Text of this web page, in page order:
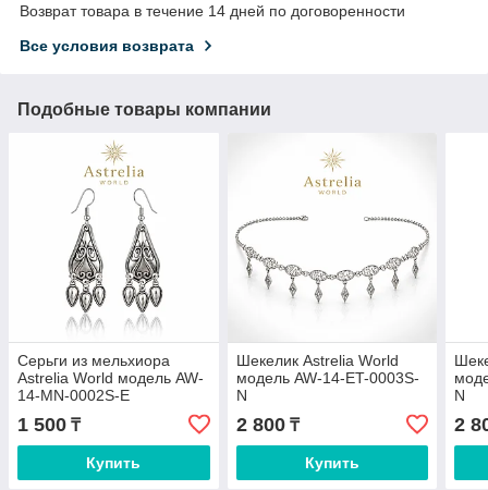
Возврат товара в течение 14 дней по договоренности
Все условия возврата
Подобные товары компании
Серьги из мельхиора
Astrelia World модель AW-
14-MN-0002S-E
1 500 ₸
Купить
Шекелик Astrelia World
модель AW-14-ET-0003S-
N
2 800₸
Купить
N
2